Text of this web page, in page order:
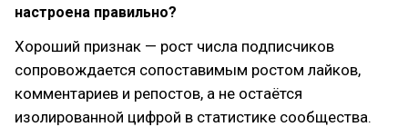
настроена правильно?
Хороший признак — рост числа подписчиков
сопровождается сопоставимым ростом лайков,
комментариев и репостов, а не остаётся
изолированной цифрой в статистике сообщества.